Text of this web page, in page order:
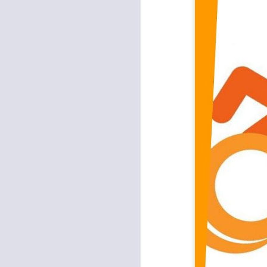
società che gestisce la mostra